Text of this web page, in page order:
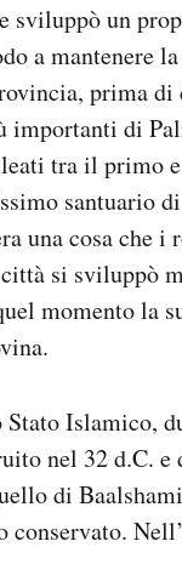
sviluppò un
a mantenere
prima
importanti di
tra il primo
santuario
una cosa che i
si sviluppò
momento la
Islamico,
nel 32 d.C. e
di